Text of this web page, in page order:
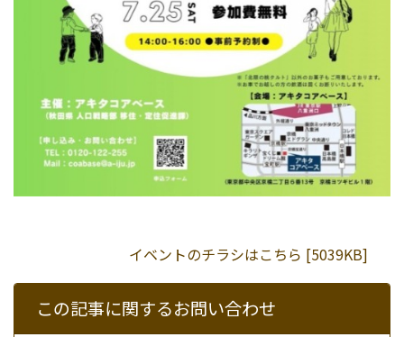
イベントのチラシはこちら [5039KB]
この記事に関するお問い合わせ